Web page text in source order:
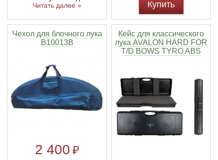
Читать далее »
Купить
Чехол для блочного лука
B10013B
2 400 ₽
Кейс для классического
лука AVALON HARD FOR
T/D BOWS TYRO ABS